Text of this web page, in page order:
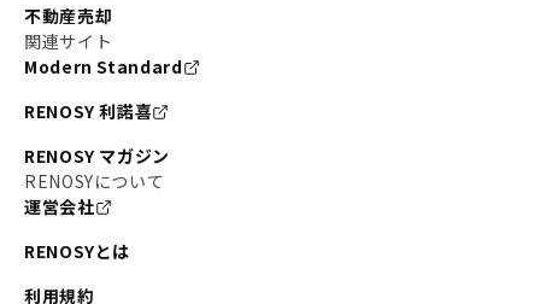
不動産売却
関連サイト
Modern Standard
RENOSY 利諾喜
RENOSY マガジン
RENOSYについて
運営会社
RENOSYとは
利用規約